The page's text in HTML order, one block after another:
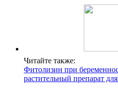
Читайте также:
Фитолизин при
растительный препарат